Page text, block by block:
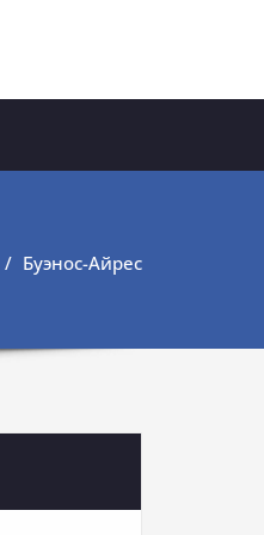
Буэнос-Айрес